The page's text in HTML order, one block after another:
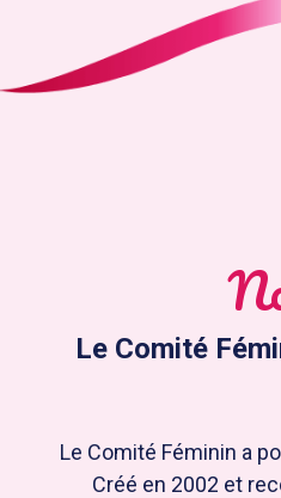
Le Comité
Le Comité Féminin a
Créé en 2002 et